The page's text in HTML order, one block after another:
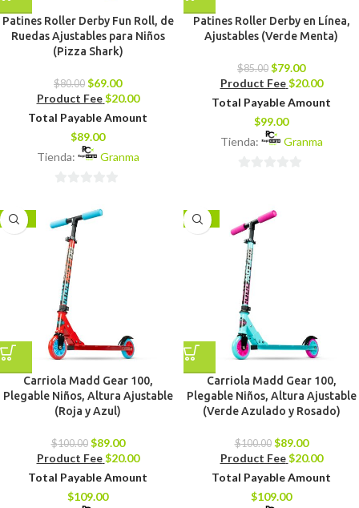
Patines Roller Derby Fun Roll, de
Ruedas Ajustables para Niños
(Pizza Shark)
$80.00 $69.00
Product Fee $20.00
Total Payable Amount
$89.00
Tienda:
Granma
5
Patines Roller Derby en Línea,
Ajustables (Verde Menta)
$85.00 $79.00
Product Fee $20.00
Total Payable Amount
$99.00
Tienda:
Granma
-11%
Carriola Madd Gear 100,
Plegable Niños, Altura Ajustable
(Roja y Azul)
$100.00 $89.00
Product Fee $20.00
Total Payable Amount
$109.00
-11%
Carriola Madd Gear 100,
Plegable Niños, Altura Ajustable
(Verde Azulado y Rosado)
$100.00 $89.00
Product Fee $20.00
Total Payable Amount
$109.00